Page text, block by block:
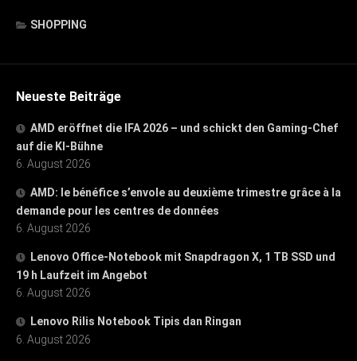
SHOPPING
Neueste Beiträge
AMD eröffnet die IFA 2026 – und schickt den Gaming-Chef
auf die KI-Bühne
6. August 2026
AMD: le bénéfice s’envole au deuxième trimestre grâce à la
demande pour les centres de données
6. August 2026
Lenovo Office-Notebook mit Snapdragon X, 1 TB SSD und
19 h Laufzeit im Angebot
6. August 2026
Lenovo Rilis Notebook Tipis dan Ringan
6. August 2026